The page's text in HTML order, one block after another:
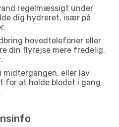
regelmæssigt under
dig hydreret, især på
hovedtelefoner eller
din flyrejse mere fredelig,
midtergangen, eller lav
at holde blodet i gang